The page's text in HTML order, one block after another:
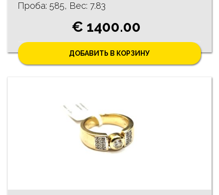
Проба: 585, Bес: 7.83
€ 1400.00
ДОБАВИТЬ В КОРЗИНУ